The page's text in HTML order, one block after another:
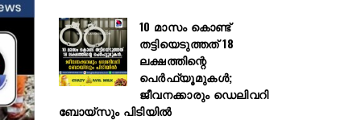
10 മാസം കൊണ്ട്
തട്ടിയെടുത്തത് 18
ലക്ഷത്തിന്റെ
പെർഫ്യൂമുകൾ;
ജീവനക്കാരും ഡെലിവറി
ബോയ്സും പിടിയിൽ